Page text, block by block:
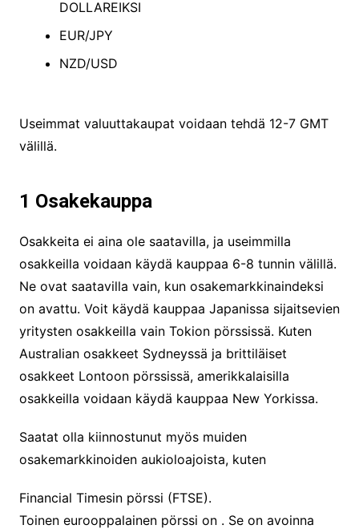
DOLLAREIKSI
EUR/JPY
NZD/USD
Useimmat valuuttakaupat voidaan tehdä 12-7 GMT
välillä.
1 Osakekauppa
Osakkeita ei aina ole saatavilla, ja useimmilla
osakkeilla voidaan käydä kauppaa 6-8 tunnin välillä.
Ne ovat saatavilla vain, kun osakemarkkinaindeksi
on avattu. Voit käydä kauppaa Japanissa sijaitsevien
yritysten osakkeilla vain Tokion pörssissä. Kuten
Australian osakkeet Sydneyssä ja brittiläiset
osakkeet Lontoon pörssissä, amerikkalaisilla
osakkeilla voidaan käydä kauppaa New Yorkissa.
Saatat olla kiinnostunut myös muiden
osakemarkkinoiden aukioloajoista, kuten
Financial Timesin pörssi (FTSE).
Toinen eurooppalainen pörssi on . Se on avoinna